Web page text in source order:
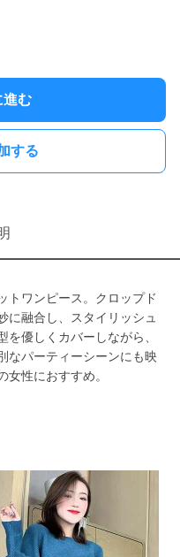
進む
する
トワンピース。クロップド
に融合し、スタイリッシュ
優しくカバーしながら、
なパーティーシーンにも映
女性におすすめ。